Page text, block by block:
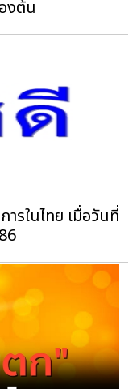
งต้น
ารในไทย เมื่อวันที่